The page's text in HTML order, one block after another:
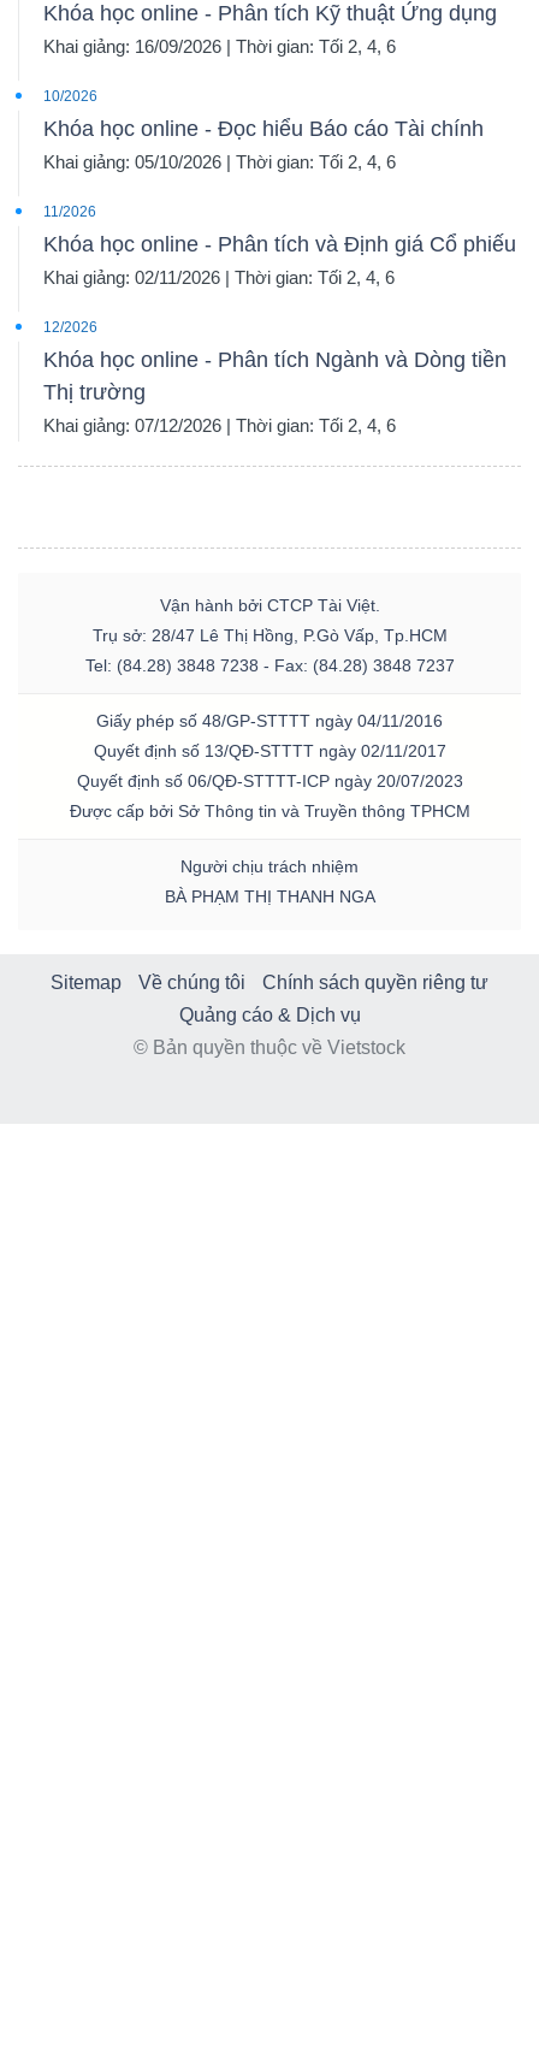
Khóa học online - Phân tích Kỹ thuật Ứng dụng
Khai giảng: 16/09/2026 | Thời gian: Tối 2, 4, 6
10/2026
Khóa học online - Đọc hiểu Báo cáo Tài chính
Khai giảng: 05/10/2026 | Thời gian: Tối 2, 4, 6
11/2026
Khóa học online - Phân tích và Định giá Cổ phiếu
Khai giảng: 02/11/2026 | Thời gian: Tối 2, 4, 6
12/2026
Khóa học online - Phân tích Ngành và Dòng tiền
Thị trường
Khai giảng: 07/12/2026 | Thời gian: Tối 2, 4, 6
Vận hành bởi CTCP Tài Việt.
Trụ sở: 28/47 Lê Thị Hồng, P.Gò Vấp, Tp.HCM
Tel: (84.28) 3848 7238 - Fax: (84.28) 3848 7237
Giấy phép số 48/GP-STTTT ngày 04/11/2016
Quyết định số 13/QĐ-STTTT ngày 02/11/2017
Quyết định số 06/QĐ-STTTT-ICP ngày 20/07/2023
Được cấp bởi Sở Thông tin và Truyền thông TPHCM
Người chịu trách nhiệm
BÀ PHẠM THỊ THANH NGA
Sitemap Về chúng tôi
Chính sách quyền riêng tư
Quảng cáo & Dịch vụ
© Bản quyền thuộc về Vietstock